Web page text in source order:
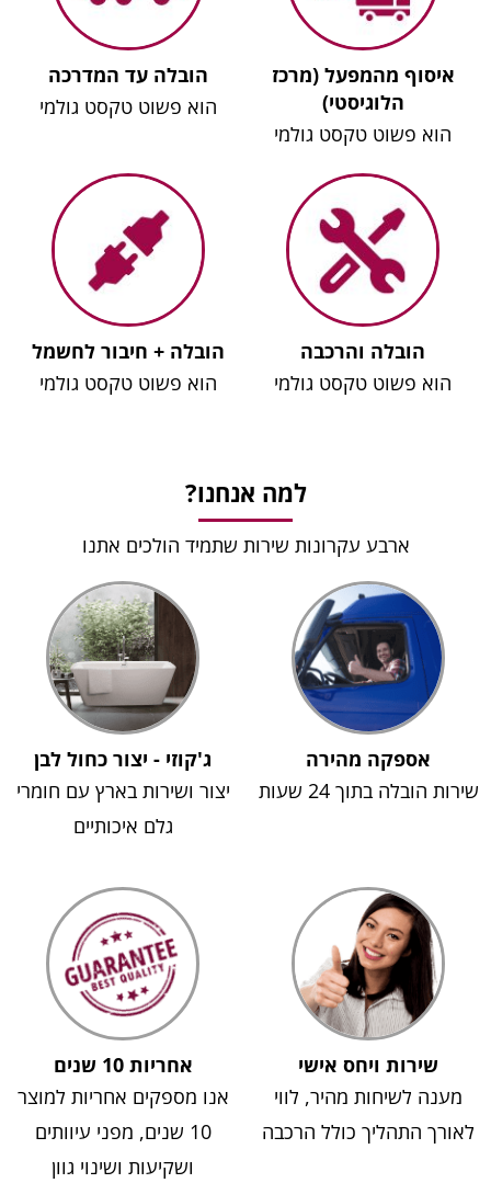
איסוף מהמפעל (מרכז
הלוגיסטי)
הוא פשוט טקסט גולמי
הובלה עד המדרכה
הוא פשוט טקסט גולמי
הובלה והרכבה
הוא פשוט טקסט גולמי
הובלה + חיבור לחשמל
הוא פשוט טקסט גולמי
למה אנחנו?
ארבע עקרונות שירות שתמיד הולכים אתנו
אספקה מהירה
הובלה בתוך 24 שעות
ג'קוזי - יצור כחול לבן
יצור ושירות בארץ עם חומרי
גלם איכותיים
שירות ויחס אישי
מענה לשיחות מהיר, לווי
התהליך כולל הרכבה
אחריות 10 שנים
אנו מספקים אחריות למוצר
10 שנים, מפני עיוותים
ושקיעות ושינוי גוון